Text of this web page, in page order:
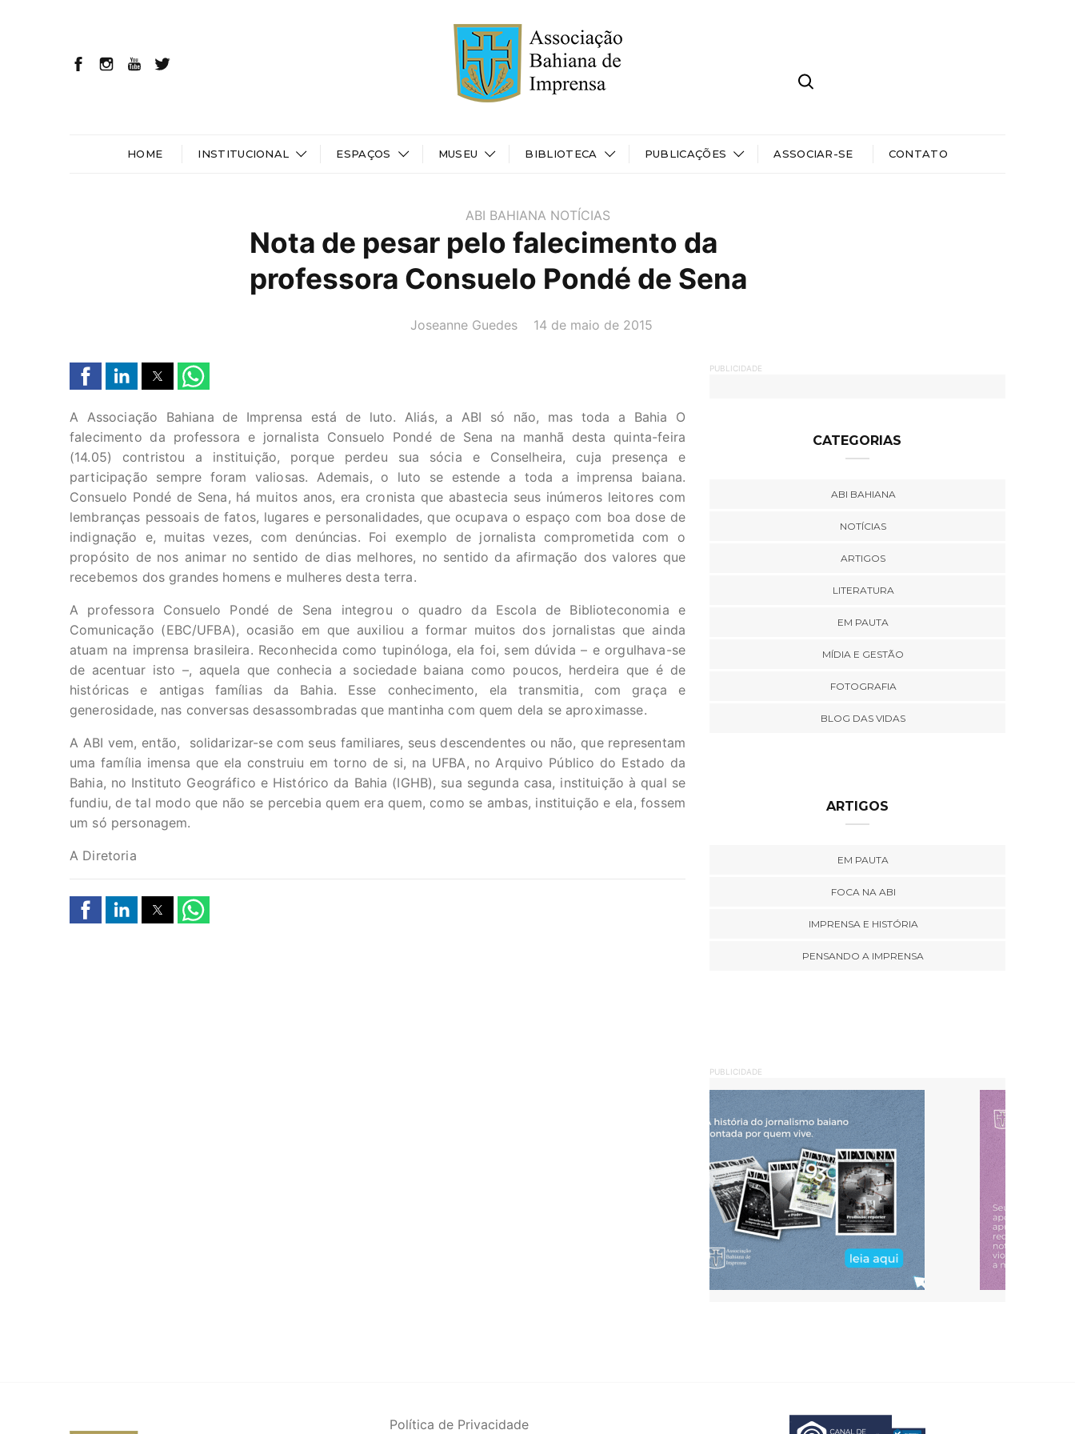
HOME INSTITUCIONAL ESPAÇOS MUSEU BIBLIOTECA PUBLICAÇÕES ASSOCIAR-SE CONTATO
ABI BAHIANA NOTÍCIAS
Nota de pesar pelo falecimento da
professora Consuelo Pondé de Sena
AUTOR(A):
Joseanne Guedes DATA:
14 de maio de 2015
A Associação Bahiana de Imprensa está de luto. Aliás, a ABI só não, mas toda a Bahia O
falecimento da professora e jornalista Consuelo Pondé de Sena na manhã desta quinta-feira
(14.05) contristou a instituição, porque perdeu sua sócia e Conselheira, cuja presença e
participação sempre foram valiosas. Ademais, o luto se estende a toda a imprensa baiana.
Consuelo Pondé de Sena, há muitos anos, era cronista que abastecia seus inúmeros leitores com
lembranças pessoais de fatos, lugares e personalidades, que ocupava o espaço com boa dose de
indignação e, muitas vezes, com denúncias. Foi exemplo de jornalista comprometida com o
propósito de nos animar no sentido de dias melhores, no sentido da afirmação dos valores que
recebemos dos grandes homens e mulheres desta terra.
A professora Consuelo Pondé de Sena integrou o quadro da Escola de Biblioteconomia e
Comunicação (EBC/UFBA), ocasião em que auxiliou a formar muitos dos jornalistas que ainda
atuam na imprensa brasileira. Reconhecida como tupinóloga, ela foi, sem dúvida – e orgulhava-se
de acentuar isto –, aquela que conhecia a sociedade baiana como poucos, herdeira que é de
históricas e antigas famílias da Bahia. Esse conhecimento, ela transmitia, com graça e
generosidade, nas conversas desassombradas que mantinha com quem dela se aproximasse.
A ABI vem, então, solidarizar-se com seus familiares, seus descendentes ou não, que representam
uma família imensa que ela construiu em torno de si, na UFBA, no Arquivo Público do Estado da
Bahia, no Instituto Geográfico e Histórico da Bahia (IGHB), sua segunda casa, instituição à qual se
fundiu, de tal modo que não se percebia quem era quem, como se ambas, instituição e ela, fossem
um só personagem.
A Diretoria
PUBLICIDADE
CATEGORIAS
ABI BAHIANA
NOTÍCIAS
ARTIGOS
LITERATURA
EM PAUTA
MÍDIA E GESTÃO
FOTOGRAFIA
BLOG DAS VIDAS
ARTIGOS
EM PAUTA
FOCA NA ABI
IMPRENSA E HISTÓRIA
PENSANDO A IMPRENSA
PUBLICIDADE
Política de Privacidade